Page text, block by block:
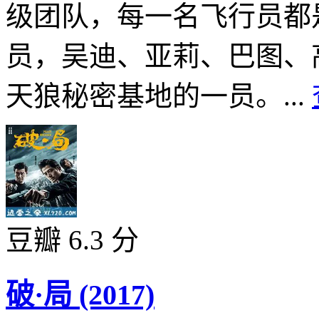
级团队，每一名飞行员
员，吴迪、亚莉、巴图
天狼秘密基地的一员。...
豆瓣 6.3 分
破·局 (2017)